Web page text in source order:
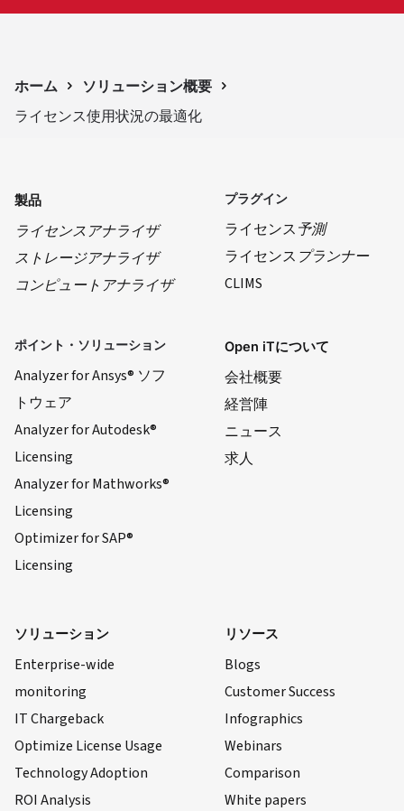
ホーム
ソリューション概要
ライセンス使用状況の最適化
製品
ライセンスアナライザ
ストレージアナライザ
コンピュートアナライザ
プラグイン
ライセンス予測
ライセンス プランナー
CLIMS
ポイント・ソリューション
Analyzer for Ansys® ソフ
トウェア
Analyzer for Autodesk®
Licensing
Analyzer for Mathworks®
Licensing
Optimizer for SAP®
Licensing
Open iTについて
会社概要
経営陣
ニュース
求人
ソリューション
Enterprise-wide
monitoring
IT Chargeback
Optimize License Usage
Technology Adoption
ROI Analysis
リソース
Blogs
Customer Success
Infographics
Webinars
Comparison
White papers